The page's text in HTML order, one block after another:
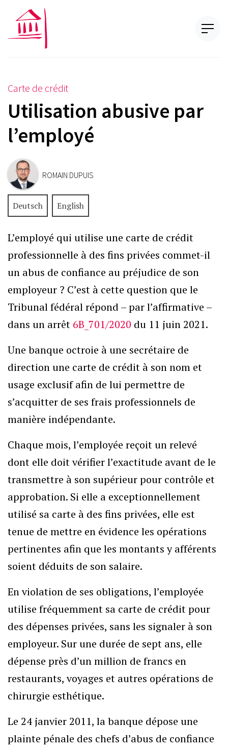
Carte de crédit
Utilisation abusive par
l’employé
ROMAIN DUPUIS
Deutsch English
L’employé qui utilise une carte de crédit
professionnelle à des fins privées commet-il
un abus de confiance au préjudice de son
employeur ? C’est à cette question que le
Tribunal fédéral répond – par l’affirmative –
dans un arrêt 6B_701/2020 du 11 juin 2021.
Une banque octroie à une secrétaire de
direction une carte de crédit à son nom et
usage exclusif afin de lui permettre de
s’acquitter de ses frais professionnels de
manière indépendante.
Chaque mois, l’employée reçoit un relevé
dont elle doit vérifier l’exactitude avant de le
transmettre à son supérieur pour contrôle et
approbation. Si elle a exceptionnellement
utilisé sa carte à des fins privées, elle est
tenue de mettre en évidence les opérations
pertinentes afin que les montants y afférents
soient déduits de son salaire.
En violation de ses obligations, l’employée
utilise fréquemment sa carte de crédit pour
des dépenses privées, sans les signaler à son
employeur. Sur une durée de sept ans, elle
dépense près d’un million de francs en
restaurants, voyages et autres opérations de
chirurgie esthétique.
Le 24 janvier 2011, la banque dépose une
plainte pénale des chefs d’abus de confiance